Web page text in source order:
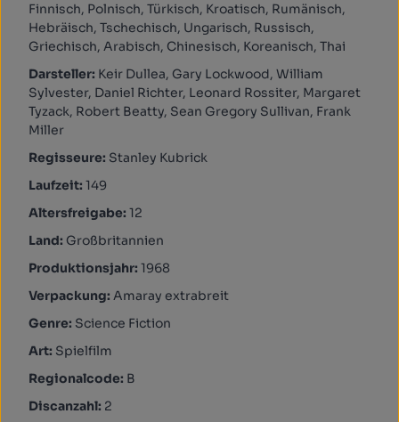
Finnisch, Polnisch, Türkisch, Kroatisch, Rumänisch,
Hebräisch, Tschechisch, Ungarisch, Russisch,
Griechisch, Arabisch, Chinesisch, Koreanisch, Thai
Darsteller: Keir Dullea, Gary Lockwood, William
Sylvester, Daniel Richter, Leonard Rossiter, Margaret
Tyzack, Robert Beatty, Sean Gregory Sullivan, Frank
Miller
Regisseure: Stanley Kubrick
Laufzeit: 149
Altersfreigabe: 12
Land: Großbritannien
Produktionsjahr: 1968
Verpackung: Amaray extrabreit
Genre: Science Fiction
Art: Spielfilm
Regionalcode: B
Discanzahl: 2